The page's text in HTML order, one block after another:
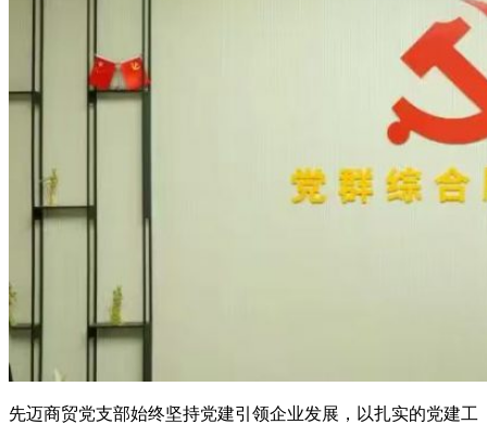
先迈商贸党支部始终坚持党建引领企业发展，以扎实的党建工